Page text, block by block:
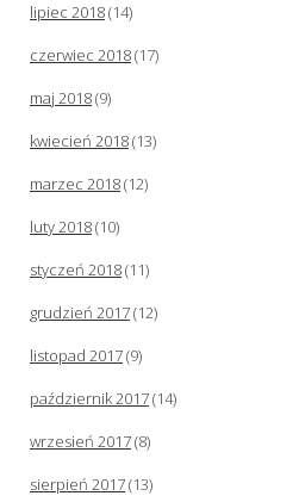
lipiec 2018(14)
czerwiec 2018(17)
maj 2018(9)
kwiecień 2018(13)
marzec 2018(12)
luty 2018(10)
styczeń 2018(11)
grudzień 2017(12)
listopad 2017(9)
październik 2017(14)
wrzesień 2017(8)
sierpień 2017(13)